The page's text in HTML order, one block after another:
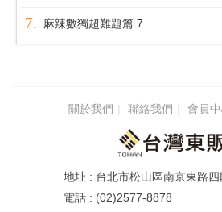
麻辣數獨超難題篇 7
關於我們 聯絡我們 會員
台北市松山區南京東路
(02)2577-8878